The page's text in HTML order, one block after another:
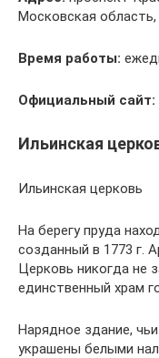
Московская область,
Время работы:
Официальный сайт:
Ильинская
Ильинская церковь
На берегу пруда
созданный в 1773 г.
Церковь никогда не
единственный храм
Нарядное здание,
украшены белыми